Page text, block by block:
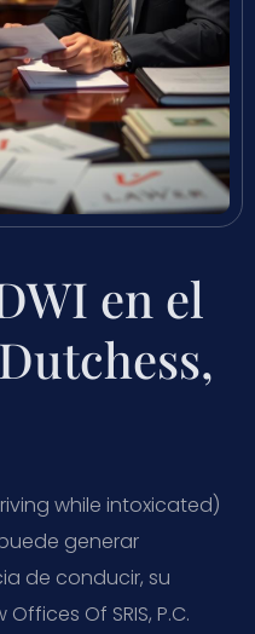
en el
while intoxicated)
generar
de conducir, su
Of SRIS, P.C.